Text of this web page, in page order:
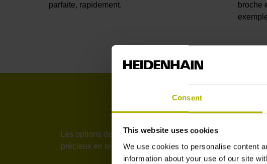
Consent
This website uses cookies
We use cookies to personalise content
information about your use of our site
parfaite, rapidement.
broche
Les options de dégauchissage 6D de la nouvelle TNC7
précieux en termes de temps, et donc en énergie aussi.
processus et des